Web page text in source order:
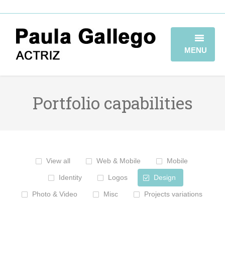
MENU
HOME
BIOGRAFÍA
CONTACTO
Portfolio capabilities
View all Web & Mobile Mobile
Identity Logos Design
Photo & Video Misc Projects variations